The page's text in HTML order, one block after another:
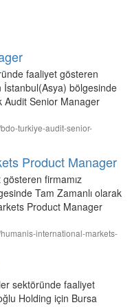
faaliyet gösteren
İstanbul(Asya) bölgesinde
Audit Senior Manager
turkiye-audit-senior-
Product Manager
firmamız
Tam Zamanlı olarak
Product Manager
international-markets-
sektöründe faaliyet
Holding için Bursa